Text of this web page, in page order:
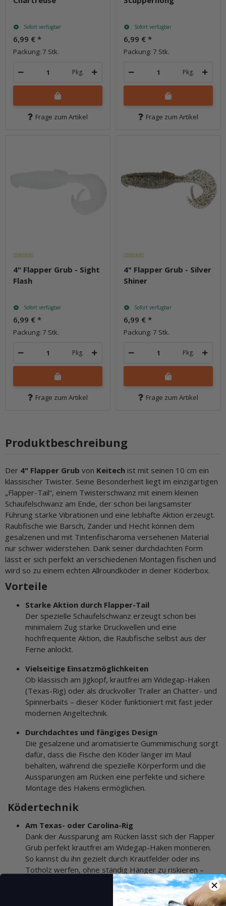
Sofort verfügbar
6,99 € *
Packung: 7 Stk.
Pkg.
Frage zum Artikel
Sofort verfügbar
6,99 € *
Packung: 7 Stk.
Pkg.
Frage zum Artikel
4" Flapper Grub - Sight
Flash
Sofort verfügbar
6,99 € *
Packung: 7 Stk.
Pkg.
Frage zum Artikel
4" Flapper Grub - Silver
Shiner
Sofort verfügbar
6,99 € *
Packung: 7 Stk.
Pkg.
Frage zum Artikel
Produktbeschreibung
Der 4" Flapper Grub von Keitech ist mit seinen 10 cm ein
klassischer Twister. Seine Besonderheit liegt im einzigartigen
„Flapper-Tail“, einem Twisterschwanz mit einem kleinen
Schaufelschwanz am Ende, der schon bei langsamster
Führung starke Vibrationen und eine lebhafte Aktion erzeugt.
Raubfische wie Barsch, Zander und Hecht können dem
gesalzenen und mit Tintenfischaroma versehenen Material
nur schwer widerstehen. Dank seiner durchdachten Form
lässt er sich perfekt an verschiedenen Montagen fischen und
wird so zu einem echten Allroundköder in deiner Köderbox.
Vorteile
Starke Aktion durch Flapper-Tail
Der spezielle Schaufelschwanz erzeugt schon bei
minimalem Zug starke Druckwellen und eine
hochfrequente Aktion, die Raubfische selbst aus der
Ferne anlockt.
Vielseitige Einsatzmöglichkeiten
Ob klassisch am Jigkopf, krautfrei am Widegap-Haken
(Texas-Rig) oder als druckvoller Trailer an Chatter- und
Spinnerbaits – dieser Köder funktioniert mit fast jeder
modernen Angeltechnik.
Durchdachtes und fängiges Design
Die gesalzene und aromatisierte Gummimischung sorgt
dafür, dass die Fische den Köder länger im Maul
behalten, während die spezielle Körperform und die
Aussparungen am Rücken eine perfekte und sichere
Montage des Hakens ermöglichen.
Ködertechnik
Am Texas- oder Carolina-Rig
Dank der Aussparung am Rücken lässt sich der Flapper
Grub perfekt krautfrei am Widegap-Haken montieren.
So kannst du ihn gezielt durch Krautfelder oder ins
Totholz werfen, ohne ständig Hänger zu riskieren –
ideal für das Angeln an schwierigen Stellen.